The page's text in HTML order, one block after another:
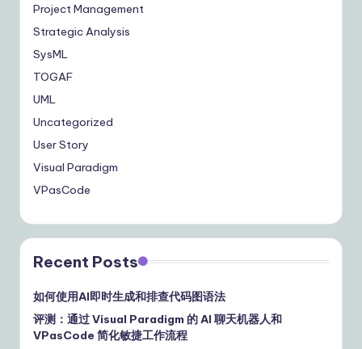
Project Management
Strategic Analysis
SysML
TOGAF
UML
Uncategorized
User Story
Visual Paradigm
VPasCode
Recent Posts
如何使用AI即时生成和排查代码图语法
评测：通过 Visual Paradigm 的 AI 聊天机器人和
VPasCode 简化敏捷工作流程